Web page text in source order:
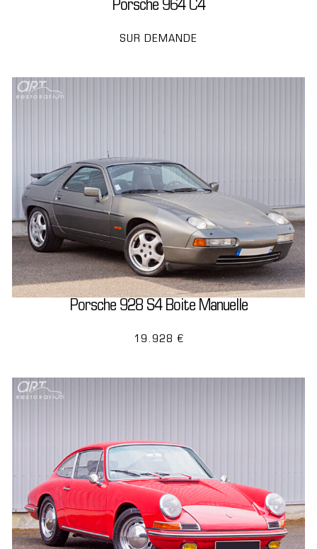
Porsche 964 C4
SUR DEMANDE
Porsche 928 S4 Boite Manuelle
19.928 €